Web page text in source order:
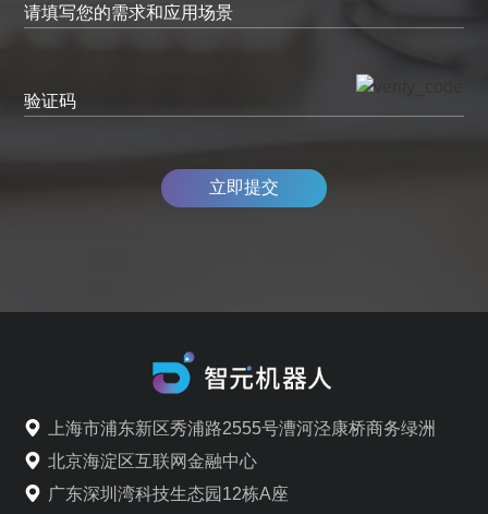
请填写您的需求和应用场景
验证码
立即提交
上海市浦东新区秀浦路2555号漕河泾康桥商务绿洲
北京海淀区互联网金融中心
广东深圳湾科技生态园12栋A座